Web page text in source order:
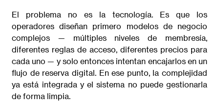
El problema no es la tecnología. Es que los
operadores diseñan primero modelos de negocio
complejos — múltiples niveles de membresía,
diferentes reglas de acceso, diferentes precios para
cada uno — y solo entonces intentan encajarlos en un
flujo de reserva digital. En ese punto, la complejidad
ya está integrada y el sistema no puede gestionarla
de forma limpia.